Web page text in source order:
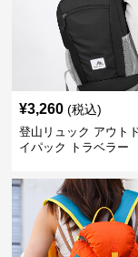
¥3,260 (税込)
登山リュック アウト
イパック トラベラー